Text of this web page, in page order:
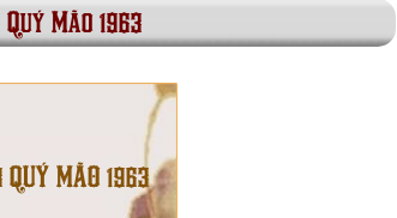
Mão 1963
MÃO 1963